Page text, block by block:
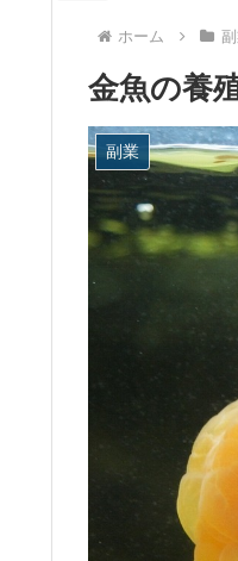
ホーム
金魚の養
副業